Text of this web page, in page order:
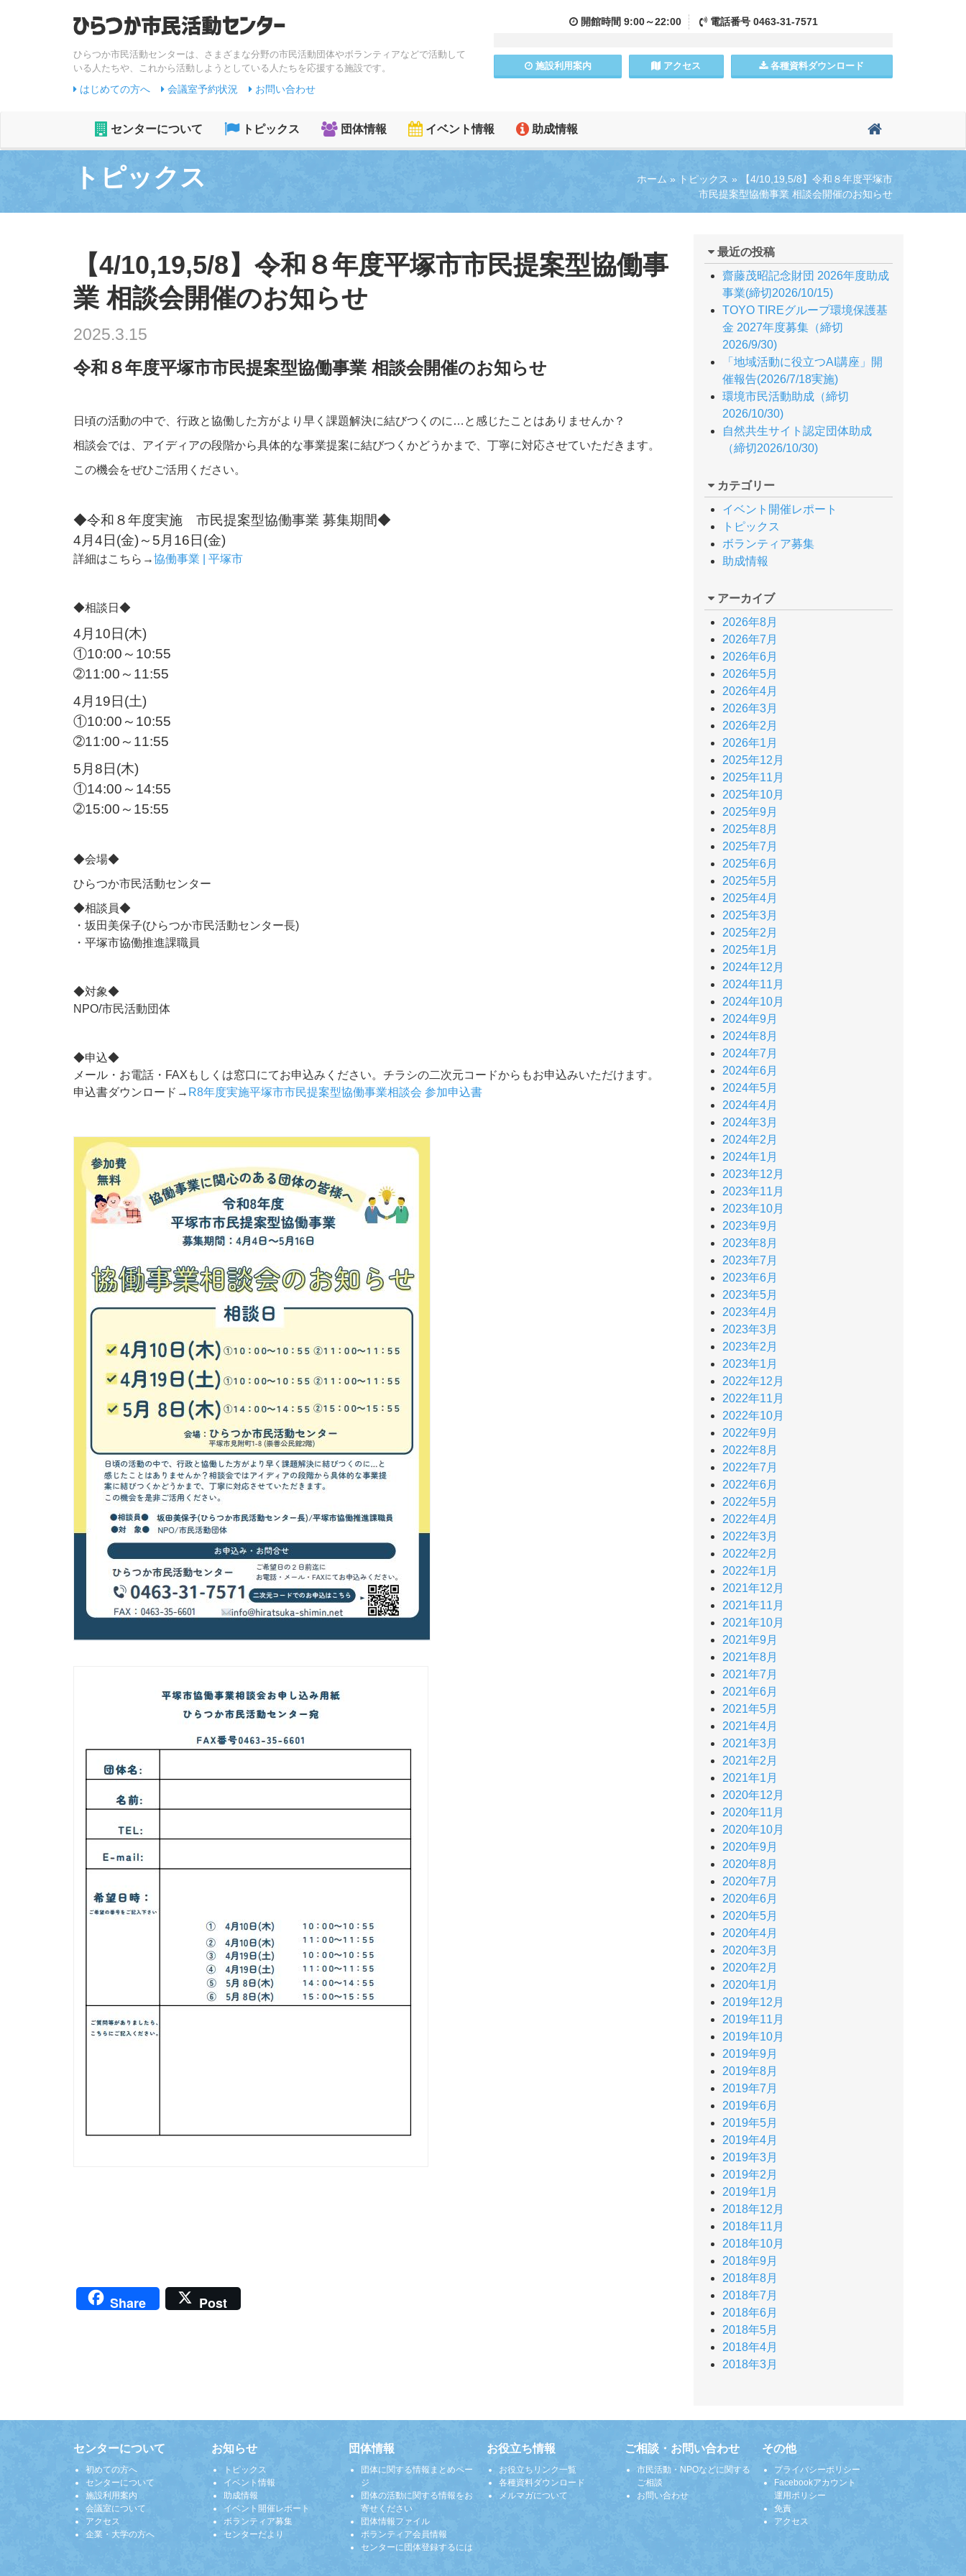
ひらつか市民活動センターは、さまざまな分野の市民活動団体やボランティアなどで活動して
いる人たちや、これから活動しようとしている人たちを応援する施設です。
はじめての方へ 会議室予約状況 お問い合わせ
開館時間 9:00～22:00 電話番号0463-31-7571
施設利用案内 アクセス 各種資料ダウンロード
センターについて トピックス 団体情報 イベント情報 助成情報
ホーム » トピックス »
【4/10,19,5/8】令和８年度平塚市
市民提案型協働事業 相談会開催のお知らせ
トピックス
【4/10,19,5/8】令和８年度平塚市市民提案型協働事
業 相談会開催のお知らせ
2025.3.15
令和８年度平塚市市民提案型協働事業 相談会開催のお知らせ
日頃の活動の中で、行政と協働した方がより早く課題解決に結びつくのに…と感じたことはありませんか？
相談会では、アイディアの段階から具体的な事業提案に結びつくかどうかまで、丁寧に対応させていただきます。
この機会をぜひご活用ください。
◆令和８年度実施 市民提案型協働事業 募集期間◆
4月4日(金)～5月16日(金)
詳細はこちら→協働事業 | 平塚市
◆相談日◆
4月10日(木)
①10:00～10:55
➁11:00～11:55
4月19日(土)
①10:00～10:55
➁11:00～11:55
5月8日(木)
①14:00～14:55
➁15:00～15:55
◆会場◆
ひらつか市民活動センター
◆相談員◆
・坂田美保子(ひらつか市民活動センター長)
・平塚市協働推進課職員
◆対象◆
NPO/市民活動団体
◆申込◆
メール・お電話・FAXもしくは窓口にてお申込みください。チラシの二次元コードからもお申込みいただけます。
申込書ダウンロード→ R8年度実施平塚市市民提案型協働事業相談会 参加申込書
Share Post
最近の投稿
齋藤茂昭記念財団 2026年度助成
事業(締切2026/10/15)
TOYO TIREグループ環境保護基
金 2027年度募集（締切
2026/9/30)
「地域活動に役立つAI講座」開
催報告(2026/7/18実施)
環境市民活動助成（締切
2026/10/30)
自然共生サイト認定団体助成
（締切2026/10/30)
カテゴリー
イベント開催レポート
トピックス
ボランティア募集
助成情報
アーカイブ
2026年8月
2026年7月
2026年6月
2026年5月
2026年4月
2026年3月
2026年2月
2026年1月
2025年12月
2025年11月
2025年10月
2025年9月
2025年8月
2025年7月
2025年6月
2025年5月
2025年4月
2025年3月
2025年2月
2025年1月
2024年12月
2024年11月
2024年10月
2024年9月
2024年8月
2024年7月
2024年6月
2024年5月
2024年4月
2024年3月
2024年2月
2024年1月
2023年12月
2023年11月
2023年10月
2023年9月
2023年8月
2023年7月
2023年6月
2023年5月
2023年4月
2023年3月
2023年2月
2023年1月
2022年12月
2022年11月
2022年10月
2022年9月
2022年8月
2022年7月
2022年6月
2022年5月
2022年4月
2022年3月
2022年2月
2022年1月
2021年12月
2021年11月
2021年10月
2021年9月
2021年8月
2021年7月
2021年6月
2021年5月
2021年4月
2021年3月
2021年2月
2021年1月
2020年12月
2020年11月
2020年10月
2020年9月
2020年8月
2020年7月
2020年6月
2020年5月
2020年4月
2020年3月
2020年2月
2020年1月
2019年12月
2019年11月
2019年10月
2019年9月
2019年8月
2019年7月
2019年6月
2019年5月
2019年4月
2019年3月
2019年2月
2019年1月
2018年12月
2018年11月
2018年10月
2018年9月
2018年8月
2018年7月
2018年6月
2018年5月
2018年4月
2018年3月
センターについて
初めての方へ
センターについて
施設利用案内
会議室について
アクセス
企業・大学の方へ
お知らせ
トピックス
イベント情報
助成情報
イベント開催レポート
ボランティア募集
センターだより
団体情報
団体に関する情報まとめペー
ジ
団体の活動に関する情報をお
寄せください
団体情報ファイル
ボランティア会員情報
センターに団体登録するには
お役立ち情報
お役立ちリンク一覧
各種資料ダウンロード
メルマガについて
ご相談・お問い合わせ
市民活動・NPOなどに関する
ご相談
お問い合わせ
その他
プライバシーポリシー
Facebookアカウント
運用ポリシー
免責
アクセス